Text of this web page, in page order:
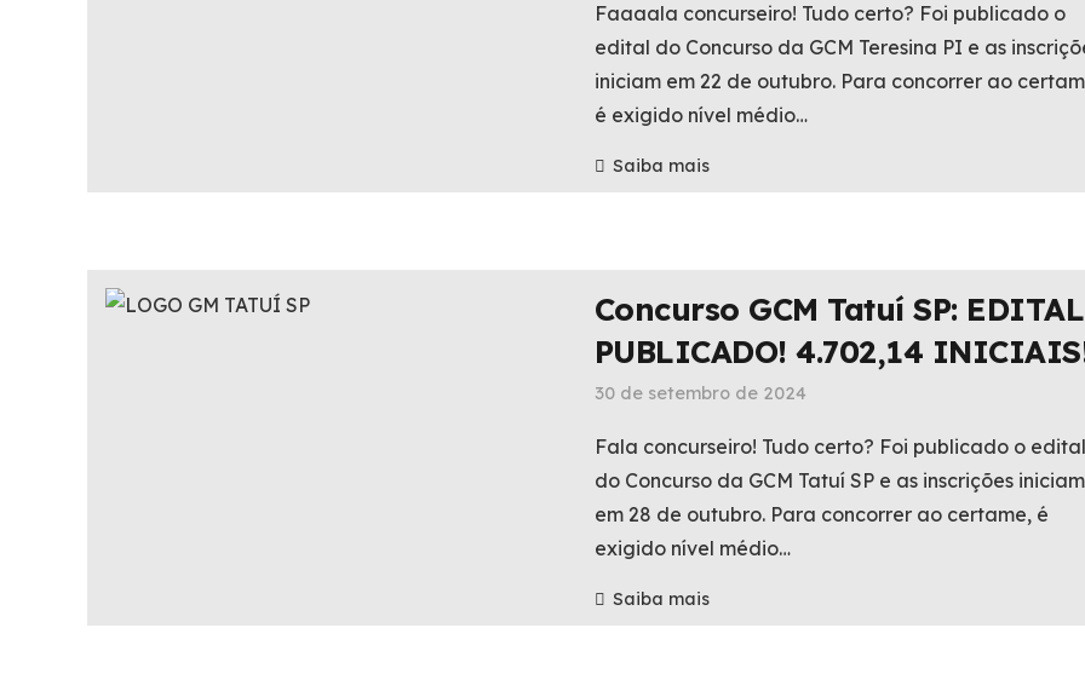
Faaaala concurseiro! Tudo certo? Foi publicado o
edital do Concurso da GCM Teresina PI e as
iniciam em 22 de outubro. Para concorrer ao
é exigido nível médio…
Saiba mais
Concurso GCM Tatuí SP: EDITAL
PUBLICADO! 4.702,14
30 de setembro de 2024
Fala concurseiro! Tudo certo? Foi publicado o edital
do Concurso da GCM Tatuí SP e as inscrições iniciam
em 28 de outubro. Para concorrer ao certame, é
exigido nível médio…
Saiba mais